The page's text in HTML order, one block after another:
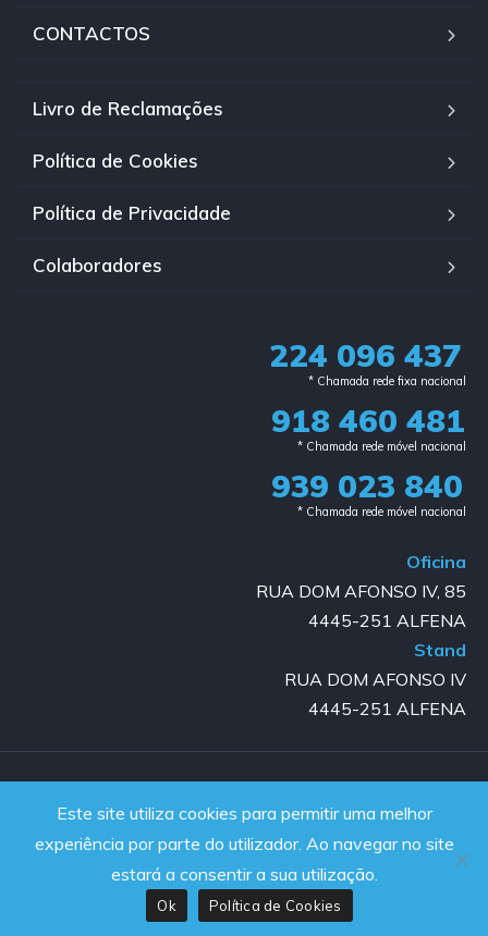
CONTACTOS
Livro de Reclamações
Política de Cookies
Política de Privacidade
Colaboradores
224 096 437
* Chamada rede fixa nacional​
918 460 481
* Chamada rede móvel nacional
939 023 840​
* Chamada rede móvel nacional
Oficina
RUA DOM AFONSO IV, 85
4445-251 ALFENA
Stand
RUA DOM AFONSO IV
4445-251 ALFENA
Powered by JanelaWeb
Este site utiliza cookies para permitir uma melhor
experiência por parte do utilizador. Ao navegar no site
estará a consentir a sua utilização.
Ok Política de Cookies